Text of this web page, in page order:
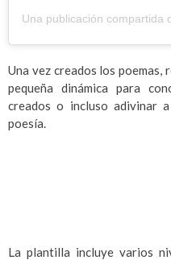
Una vez creados los
pequeña dinámica para
creados o incluso adivinar
poesía.
La plantilla incluye varios